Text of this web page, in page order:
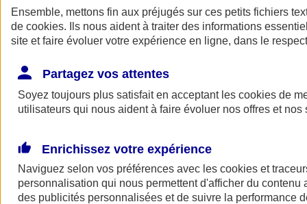
Ensemble, mettons fin aux préjugés sur ces petits fichiers
de cookies. Ils nous aident à traiter des informations
site et faire évoluer votre expérience en ligne, dans le
Partagez vos attentes
Soyez toujours plus satisfait en acceptant les cookies de
utilisateurs qui nous aident à faire évoluer nos offres et nos
Enrichissez votre expérience
Naviguez selon vos préférences avec les cookies et
personnalisation qui nous permettent d'afficher du contenu
des publicités personnalisées et de suivre la performance